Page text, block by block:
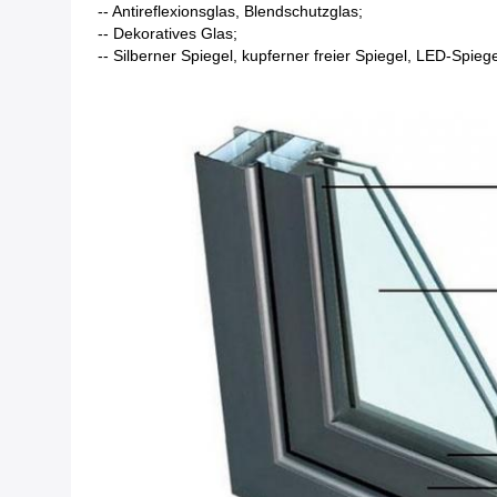
-- Antireflexionsglas, Blendschutzglas;
-- Dekoratives Glas;
-- Silberner Spiegel, kupferner freier Spiegel, LED-